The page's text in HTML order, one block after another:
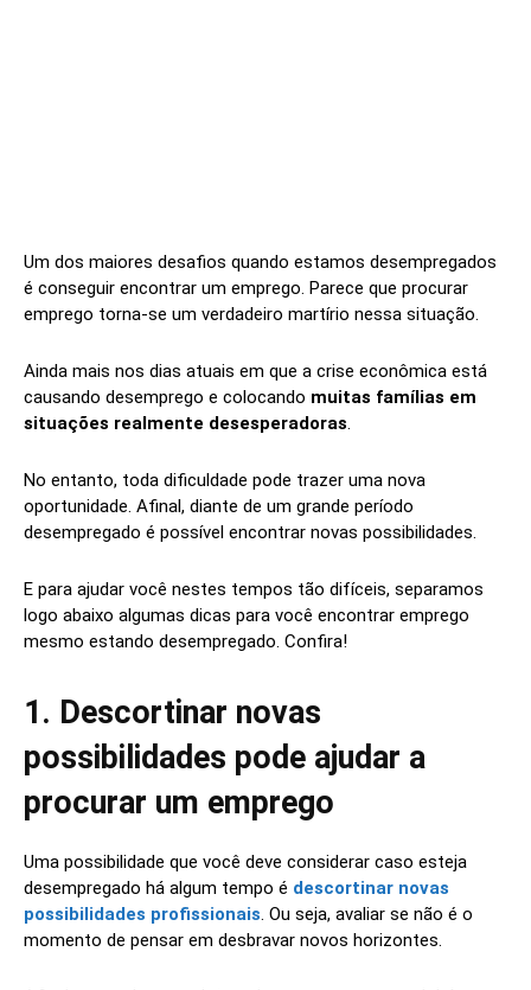
Um dos maiores desafios quando estamos desempregados
é conseguir encontrar um emprego. Parece que procurar
emprego torna-se um verdadeiro martírio nessa situação.
Ainda mais nos dias atuais em que a crise econômica está
causando desemprego e colocando muitas famílias em
situações realmente desesperadoras.
No entanto, toda dificuldade pode trazer uma nova
oportunidade. Afinal, diante de um grande período
desempregado é possível encontrar novas possibilidades.
E para ajudar você nestes tempos tão difíceis, separamos
logo abaixo algumas dicas para você encontrar emprego
mesmo estando desempregado. Confira!
1. Descortinar novas
possibilidades pode ajudar a
procurar um emprego
Uma possibilidade que você deve considerar caso esteja
desempregado há algum tempo é descortinar novas
possibilidades profissionais. Ou seja, avaliar se não é o
momento de pensar em desbravar novos horizontes.